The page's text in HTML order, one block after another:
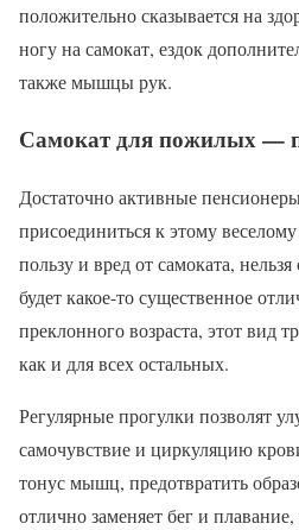
положительно сказывается на
ногу на самокат, ездок
также мышцы рук.
Самокат для пожилых —
Достаточно активные
присоединиться к этому
пользу и вред от самоката,
будет какое-то существенное
преклонного возраста, этот вид
как и для всех остальных.
Регулярные прогулки позволят
самочувствие и циркуляцию
тонус мышц, предотвратить
отлично заменяет бег и